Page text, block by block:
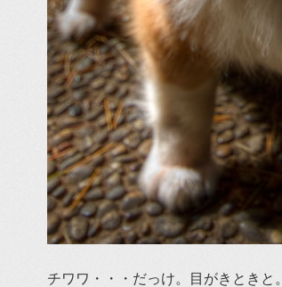
チワワ・・・だっけ。目がきときと。